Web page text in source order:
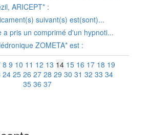
ARICEPT* :
suivant(s) est(sont)...
a pris un comprimé d'un hypnoti...
ZOMETA* est :
8 9 10 11 12 13 14 15 16 17 18 19
24 25 26 27 28 29 30 31 32 33 34
35 36 37